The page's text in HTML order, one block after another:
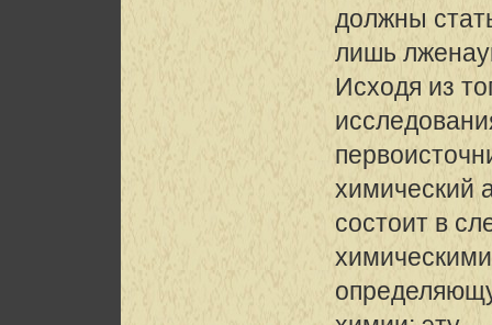
должны
лишь
Исходя из
химический
состоит в